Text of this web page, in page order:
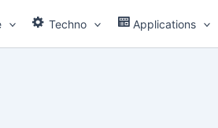
Techno Applications